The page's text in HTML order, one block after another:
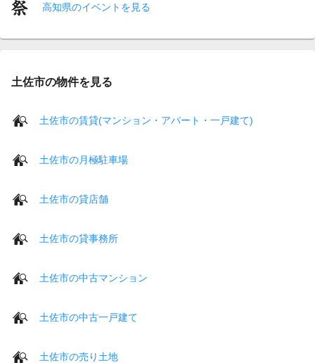
高知県のイベントを見る
土佐市の物件を見る
土佐市の賃貸(マンション・アパート・一戸建て)
土佐市の月極駐車場
土佐市の貸店舗
土佐市の貸事務所
土佐市の中古マンション
土佐市の中古一戸建て
土佐市の売り土地